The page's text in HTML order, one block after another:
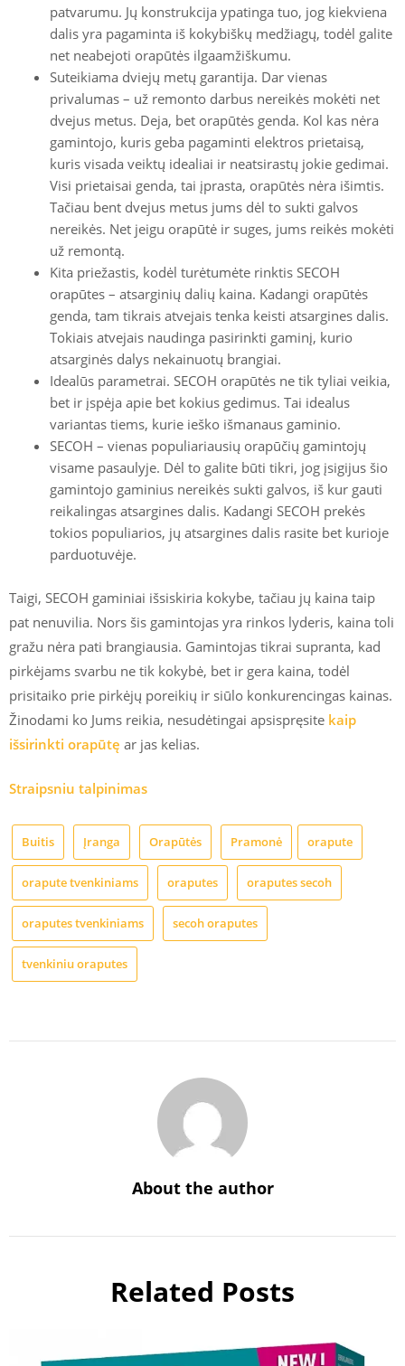
patvarumu. Jų konstrukcija ypatinga tuo, jog kiekviena
dalis yra pagaminta iš kokybiškų medžiagų, todėl galite
net neabejoti orapūtės ilgaamžiškumu.
Suteikiama dviejų metų garantija. Dar vienas
privalumas – už remonto darbus nereikės mokėti net
dvejus metus. Deja, bet orapūtės genda. Kol kas nėra
gamintojo, kuris geba pagaminti elektros prietaisą,
kuris visada veiktų idealiai ir neatsirastų jokie gedimai.
Visi prietaisai genda, tai įprasta, orapūtės nėra išimtis.
Tačiau bent dvejus metus jums dėl to sukti galvos
nereikės. Net jeigu orapūtė ir suges, jums reikės mokėti
už remontą.
Kita priežastis, kodėl turėtumėte rinktis SECOH
orapūtes – atsarginių dalių kaina. Kadangi orapūtės
genda, tam tikrais atvejais tenka keisti atsargines dalis.
Tokiais atvejais naudinga pasirinkti gaminį, kurio
atsarginės dalys nekainuotų brangiai.
Idealūs parametrai. SECOH orapūtės ne tik tyliai veikia,
bet ir įspėja apie bet kokius gedimus. Tai idealus
variantas tiems, kurie ieško išmanaus gaminio.
SECOH – vienas populiariausių orapūčių gamintojų
visame pasaulyje. Dėl to galite būti tikri, jog įsigijus šio
gamintojo gaminius nereikės sukti galvos, iš kur gauti
reikalingas atsargines dalis. Kadangi SECOH prekės
tokios populiarios, jų atsargines dalis rasite bet kurioje
parduotuvėje.
Taigi, SECOH gaminiai išsiskiria kokybe, tačiau jų kaina taip
pat nenuvilia. Nors šis gamintojas yra rinkos lyderis, kaina toli
gražu nėra pati brangiausia. Gamintojas tikrai supranta, kad
pirkėjams svarbu ne tik kokybė, bet ir gera kaina, todėl
prisitaiko prie pirkėjų poreikių ir siūlo konkurencingas kainas.
Žinodami ko Jums reikia, nesudėtingai apsispręsite kaip
išsirinkti orapūtę ar jas kelias.
Straipsniu talpinimas
Buitis Įranga Orapūtės Pramonė orapute
orapute tvenkiniams oraputes oraputes secoh
oraputes tvenkiniams secoh oraputes
tvenkiniu oraputes
About the author
Related Posts